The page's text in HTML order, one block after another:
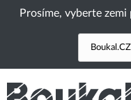
Prosíme, vyberte